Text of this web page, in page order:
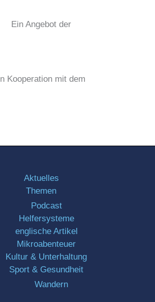
Ein Angebot der
In Kooperation mit dem
Aktuelles
Themen
Podcast
Helfersysteme
englische Artikel
Mikroabenteuer
Kultur & Unterhaltung
Sport & Gesundheit
Wandern